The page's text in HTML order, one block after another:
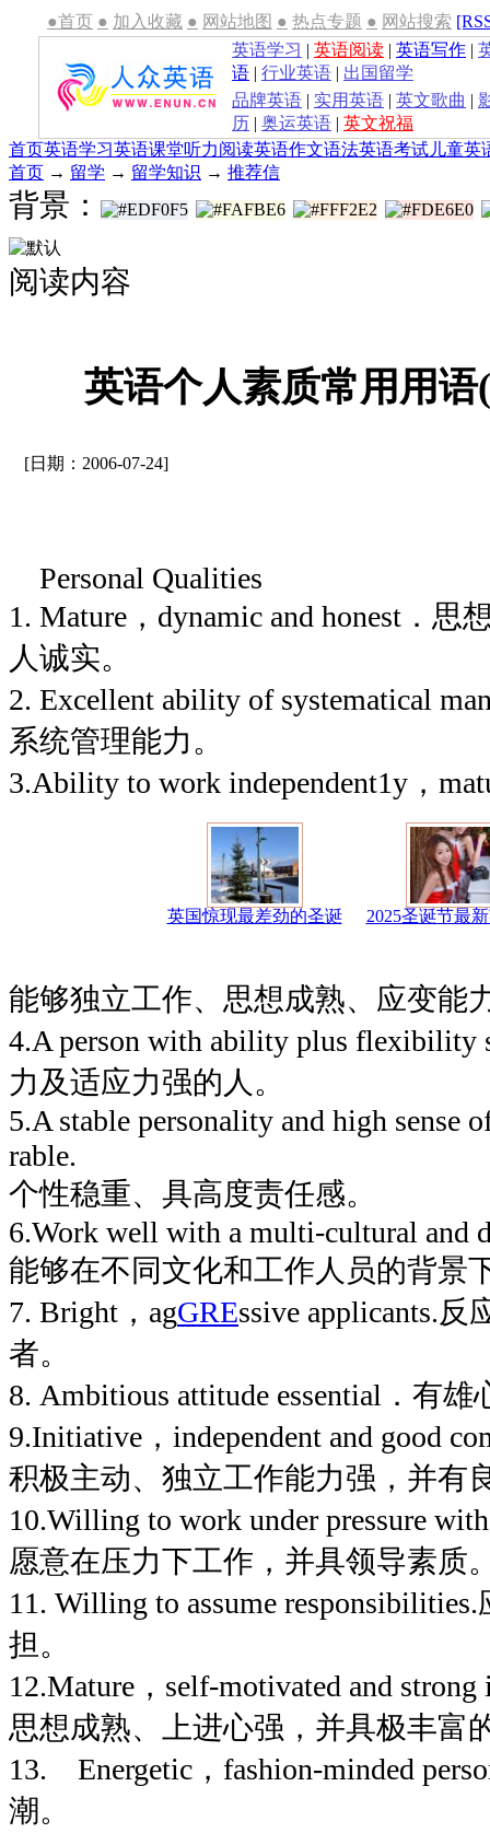
●首页 ● 加入收藏 ● 网站地图 ● 热点专题 ● 网站搜索
英语学习 | 英语阅读 | 英语写作 |
语 | 行业英语 | 出国留学
品牌英语 | 实用英语 | 英文歌曲 |
历 | 奥运英语 | 英文祝福
首页英语学习英语课堂听力阅读英语作文语法英语考试 儿童英
首页 → 留学 → 留学知识 → 推荐信
背景：
阅读内容
英语个人素质常用用
[日期：2006-07-24]
Personal Qualities
1. Mature，dynamic and honest．
人诚实。
2. Excellent ability of systematical
系统管理能力。
3.Ability to work independent1y，
英国惊现最差劲的圣诞 2025圣诞节最
能够独立工作、思想成熟、应变能
4.A person with ability plus flexibility
力及适应力强的人。
5.A stable personality and high sense
rable.
个性稳重、具高度责任感。
6.Work well with a multi-cultural and
能够在不同文化和工作人员的背景
7. Bright，agGREssive applicants.
者。
8. Ambitious attitude essential．有雄
9.Initiative，independent and good
积极主动、独立工作能力强，并有
10.Willing to work under pressure
愿意在压力下工作，并具领导素质
11. Willing to assume
担。
12.Mature，self-motivated and
思想成熟、上进心强，并具极丰富
13. Energetic，fashion-minded
潮。